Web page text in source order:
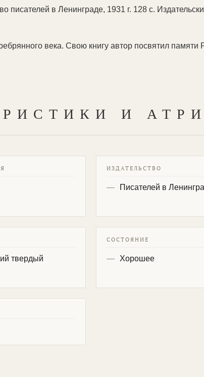
писателей в Ленинграде, 1931 г. 128 с.
века. Свою книгу автор посвятил
И
ИЗДАТЕЛЬСТВО
Писателей в
твердый
СОСТОЯНИЕ
Хорошее